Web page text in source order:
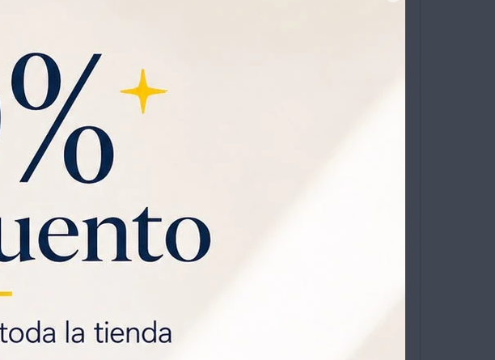
Muñeco Peluche Maui Moana 23cm - Phi Phi Toys
¡Prepárate para zarpar hacia emocionantes aventuras oceánicas con tu
propio compañero de peluche Maui! Este valiente y simpático personaje
está confeccionado con gran detalle y suaves telas, fiel a la película, con
collar bordado y cabello esponjoso. Con una altura aproximada de 23
cm, es el tamaño ideal para abrazar y llevar a todas partes. Diseñado
para niños de 6 a 12 años, ofrece horas de diversión y juego imaginativo.
Su relleno de fibra siliconada asegura una textura suave y agradable al
tacto, mientras que el poliéster lo hace resistente y fácil de limpiar. Su
encantador diseño y formato de muñeco lo convierten en el compañero
perfecto para cualquier aventura. ¡Haz que cada día sea especial con
Maui a tu lado!
Ver mas
COMPRAR
$1000 de regalo
30% OFF todos los jueves.
SOLO CON LA CÉDULA , GRATIS POR 1 AÑO .